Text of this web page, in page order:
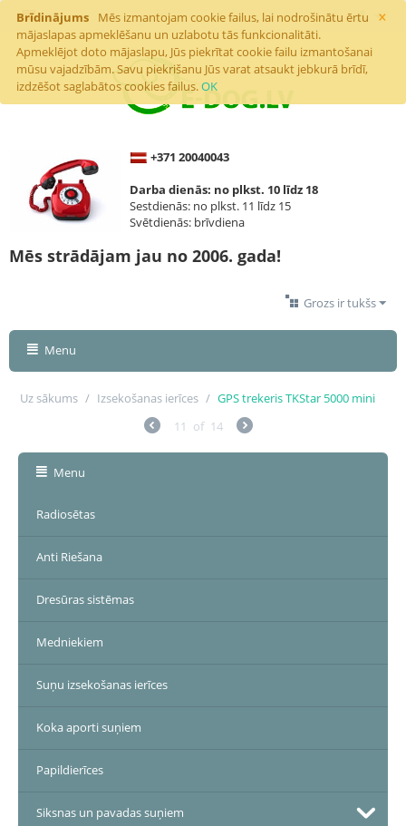
×
Brīdinājums
Mēs izmantojam cookie failus, lai nodrošinātu ērtu
mājaslapas apmeklēšanu un uzlabotu tās funkcionalitāti.
Apmeklējot doto mājaslapu, Jūs piekrītat cookie failu izmantošanai
mūsu vajadzībām. Savu piekrišanu Jūs varat atsaukt jebkurā brīdī,
izdzēšot saglabātos cookies failus.OK
+371 20040043
Darba dienās: no plkst. 10 līdz 18
Sestdienās: no plkst. 11 līdz 15
Svētdienās: brīvdiena
Mēs strādājam jau no 2006. gada!
Grozs ir tukšs
Menu
Uz sākums / Izsekošanas ierīces / GPS trekeris TKStar 5000 mini
11 of 14
Menu
Radiosētas
Anti Riešana
Dresūras sistēmas
Medniekiem
Suņu izsekošanas ierīces
Koka aporti suņiem
Papildierīces
Siksnas un pavadas suņiem